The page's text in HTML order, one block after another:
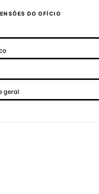
DO OFÍCIO
geral